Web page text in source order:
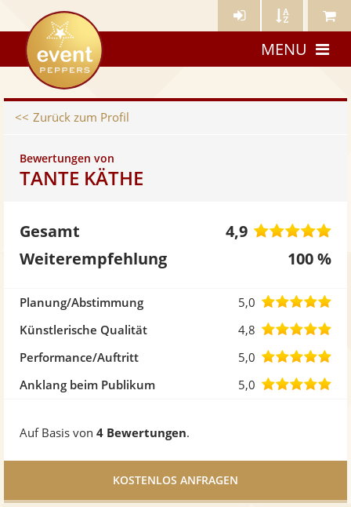
Künstler- Künstler Meine
eventpeppers
MENU
Zurück zum Profil
Bewertungen von
TANTE KÄTHE
Gesamt 4,9
Weiterempfehlung 100 %
Planung/Abstimmung 5,0
5,0
von
5
Künstlerische Qualität 4,8
4,8
von
5
Performance/Auftritt 5,0
5,0
von
Anklang beim Publikum 5,0
5,0
Auf Basis von 4 Bewertungen.